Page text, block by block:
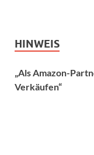
HINWEIS
„Als Amazon-
Verkäufen“